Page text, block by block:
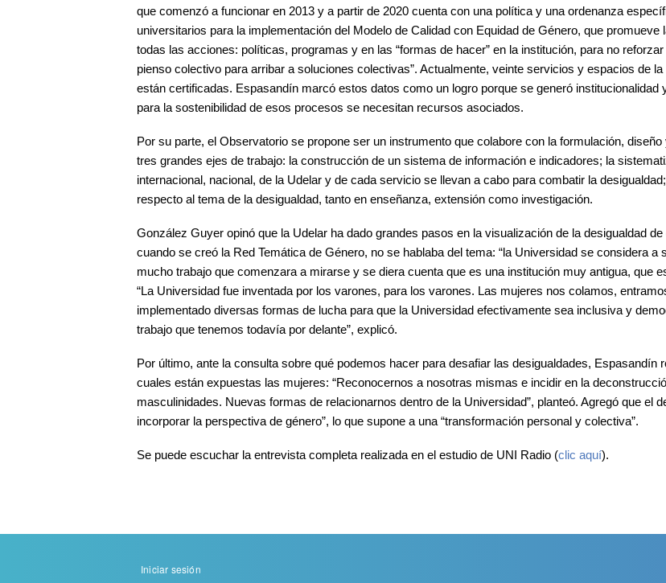
que comenzó a funcionar en 2013 y a partir de 2020 cuenta con una política y una ordenanza
universitarios para la implementación del Modelo de Calidad con Equidad de Género, que
todas las acciones: políticas, programas y en las “formas de hacer” en la institución, para no
pienso colectivo para arribar a soluciones colectivas”. Actualmente, veinte servicios y espacios de
están certificadas. Espasandín marcó estos datos como un logro porque se generó
para la sostenibilidad de esos procesos se necesitan recursos asociados.
Por su parte, el Observatorio se propone ser un instrumento que colabore con la formulación,
tres grandes ejes de trabajo: la construcción de un sistema de información e indicadores; la
internacional, nacional, de la Udelar y de cada servicio se llevan a cabo para combatir la
respecto al tema de la desigualdad, tanto en enseñanza, extensión como investigación.
González Guyer opinó que la Udelar ha dado grandes pasos en la visualización de la desigualdad
cuando se creó la Red Temática de Género, no se hablaba del tema: “la Universidad se considera
mucho trabajo que comenzara a mirarse y se diera cuenta que es una institución muy antigua, que
“La Universidad fue inventada por los varones, para los varones. Las mujeres nos colamos,
implementado diversas formas de lucha para que la Universidad efectivamente sea inclusiva y
trabajo que tenemos todavía por delante”, explicó.
Por último, ante la consulta sobre qué podemos hacer para desafiar las desigualdades, Espasandín
cuales están expuestas las mujeres: “Reconocernos a nosotras mismas e incidir en la
masculinidades. Nuevas formas de relacionarnos dentro de la Universidad”, planteó. Agregó que el
incorporar la perspectiva de género”, lo que supone a una “transformación personal y colectiva”.
Se puede escuchar la entrevista completa realizada en el estudio de UNI Radio (clic aquí).
Menu
Iniciar sesión